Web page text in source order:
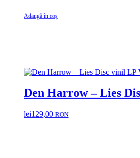
Adaugă în coș
Den
lei129,00 RON